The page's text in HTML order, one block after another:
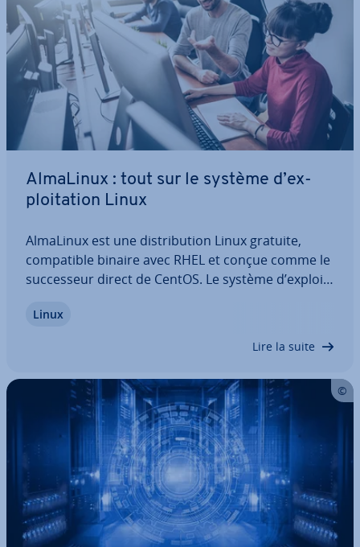
AlmaLinux : tout sur le système d’ex­
ploi­ta­tion Linux
AlmaLinux est une dis­tri­bu­tion Linux gratuite,
com­pa­tible binaire avec RHEL et conçue comme le
suc­ces­seur direct de CentOS. Le système d’ex­ploi­
en étroite col­la­bo­ra­tion avec la com­mu­nauté.
Linux
Lire la suite